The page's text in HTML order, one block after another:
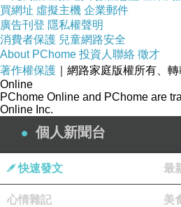
買網址 虛擬主機 企業郵件
廣告刊登 隱私權聲明
消費者保護 兒童網路安全
About PChome 投資人聯絡 徵才
著作權保護 ｜網路家庭版權所有、
Online
PChome Online and PChome are
Online Inc.
個人新聞台
快速發文 最
心情雜記 美